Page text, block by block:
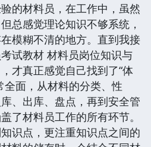
的材料员，在工作中，虽然
总感觉理论知识不够系统，
模糊不清的地方。直到我接
试教材 材料员岗位知识与
才真正感觉自己找到了“体
全面，从材料的分类、性
、出库、盘点，再到安全管
了材料员工作的所有环节。
识点，更注重知识点之间的